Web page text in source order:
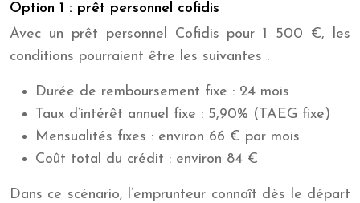
Option 1 : prêt personnel cofidis
Avec un prêt personnel Cofidis pour 1 500 €, les
conditions pourraient être les suivantes :
Durée de remboursement fixe : 24 mois
Taux d’intérêt annuel fixe : 5,90% (TAEG fixe)
Mensualités fixes : environ 66 € par mois
Coût total du crédit : environ 84 €
Dans ce scénario, l’emprunteur connaît dès le départ